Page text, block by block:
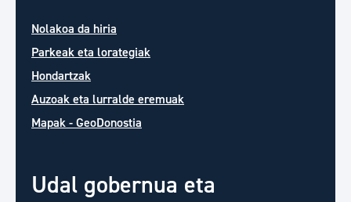
Nolakoa da hiria
Parkeak eta lorategiak
Hondartzak
Auzoak eta lurralde eremuak
Mapak - GeoDonostia
Udal gobernua eta